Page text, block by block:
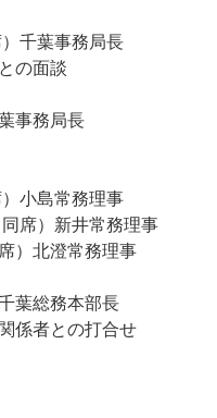
千葉事務局長
の面談
事務局長
小島常務理事
席）新井常務理事
）北澄常務理事
葉総務本部長
係者との打合せ